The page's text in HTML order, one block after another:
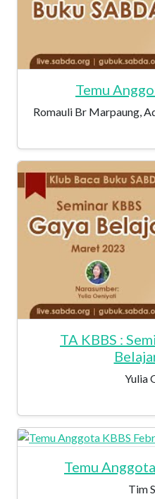
Temu
Romauli Br Marpaung,
TA KBBS :
Yulia
Temu
Tim